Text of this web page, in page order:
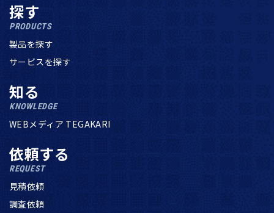
探す
PRODUCTS
製品を探す
サービスを探す
知る
KNOWLEDGE
WEBメディア TEGAKARI
依頼する
REQUEST
見積依頼
調査依頼